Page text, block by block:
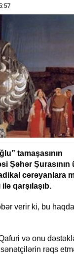
tamaşasının
Şəhər Şurasının
cərəyanlara
qarşılaşıb.
verir ki, bu
və onu
rəqs